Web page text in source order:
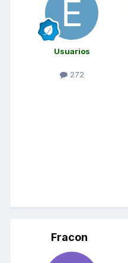
Usuarios
272
Fracon